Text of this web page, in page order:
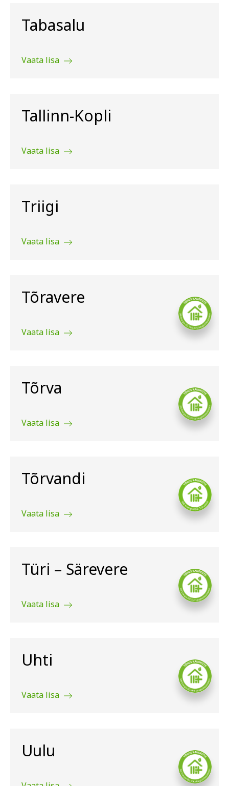
Tabasalu
Vaata lisa
Tallinn-Kopli
Vaata lisa
Triigi
Vaata lisa
Tõravere
Vaata lisa
Tõrva
Vaata lisa
Tõrvandi
Vaata lisa
Türi – Särevere
Vaata lisa
Uhti
Vaata lisa
Uulu